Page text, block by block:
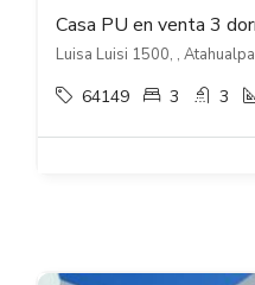
Luisa Luisi 1500, , Atahualpa
64149 3 3